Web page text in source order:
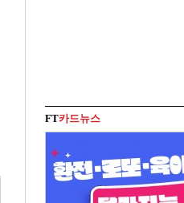
FT카드뉴스